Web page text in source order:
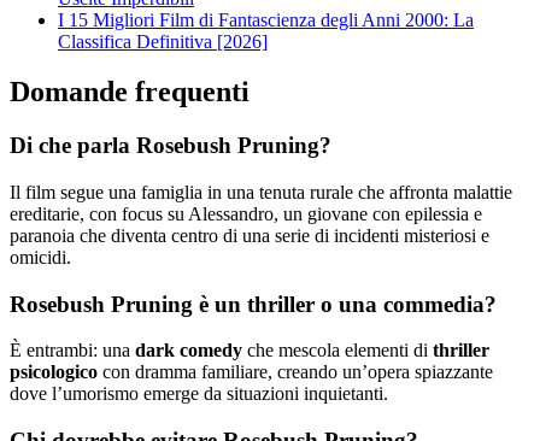
I 15 Migliori Film di Fantascienza degli Anni 2000: La
Classifica Definitiva [2026]
Domande frequenti
Di che parla Rosebush Pruning?
Il film segue una famiglia in una tenuta rurale che affronta malattie
ereditarie, con focus su Alessandro, un giovane con epilessia e
paranoia che diventa centro di una serie di incidenti misteriosi e
omicidi.
Rosebush Pruning è un thriller o una commedia?
È entrambi: una dark comedy che mescola elementi di thriller
psicologico con dramma familiare, creando un’opera spiazzante
dove l’umorismo emerge da situazioni inquietanti.